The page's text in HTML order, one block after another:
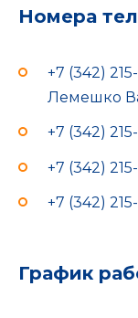
Номера
+7 (342)
Лемешко
+7 (342)
+7 (342)
+7 (342)
График